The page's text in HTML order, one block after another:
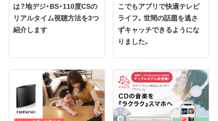
は？地デジ・BS・110度CSの
リアルタイム視聴方法を3つ
紹介します
こでもアプリで快適テレビ
ライフ。世間の話題を逃さ
ずキャッチできるようにな
りました。